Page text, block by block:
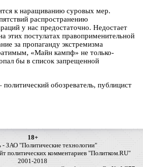
к наращиванию суровых мер.
распространению
у нас предостаточно. Недостает
этих постулатах правоприменительной
за пропаганду экстремизма
«Майн кампф» не только-
бы в список запрещенной
обозреватель, публицист
18+
- ЗАО "Политические технологии"
политических комментариев "Политком.RU"
2001-2018